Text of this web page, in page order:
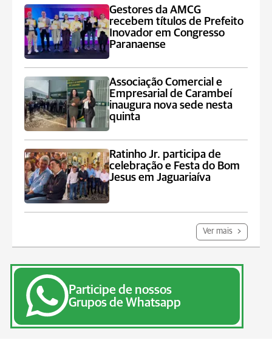
Gestores da AMCG
recebem títulos de Prefeito
Inovador em Congresso
Paranaense
Associação Comercial e
Empresarial de Carambeí
inaugura nova sede nesta
quinta
Ratinho Jr. participa de
celebração e Festa do Bom
Jesus em Jaguariaíva
Ver mais
Participe de nossos
Grupos de Whatsapp